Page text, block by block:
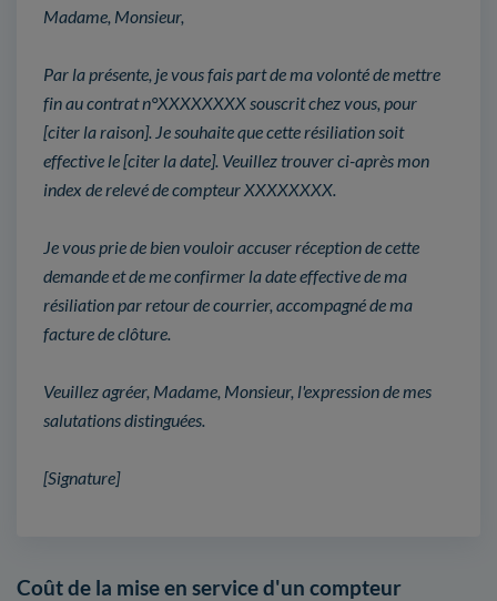
Madame, Monsieur,
Par la présente, je vous fais part de ma volonté de mettre
fin au contrat n°XXXXXXXX souscrit chez vous, pour
[citer la raison]. Je souhaite que cette résiliation soit
effective le [citer la date]. Veuillez trouver ci-après mon
index de relevé de compteur XXXXXXXX.
Je vous prie de bien vouloir accuser réception de cette
demande et de me confirmer la date effective de ma
résiliation par retour de courrier, accompagné de ma
facture de clôture.
Veuillez agréer, Madame, Monsieur, l'expression de mes
salutations distinguées.
[Signature]
Coût de la mise en service d'un compteur